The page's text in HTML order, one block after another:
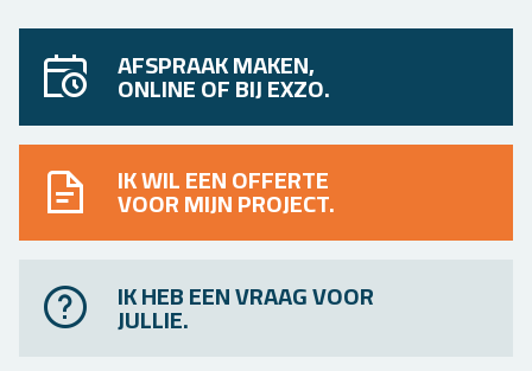
AFSPRAAK MAKEN,
ONLINE OF BIJ EXZO.
IK WIL EEN OFFERTE
VOOR MIJN PROJECT.
IK HEB EEN VRAAG VOOR
JULLIE.